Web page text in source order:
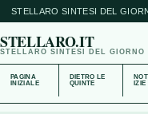
STELLARO SINTESI DEL
STELLARO.IT
STELLARO SINTESI DEL GIORNO
PAGINA
INIZIALE
DIETRO LE
QUINTE
NOT
IZIE